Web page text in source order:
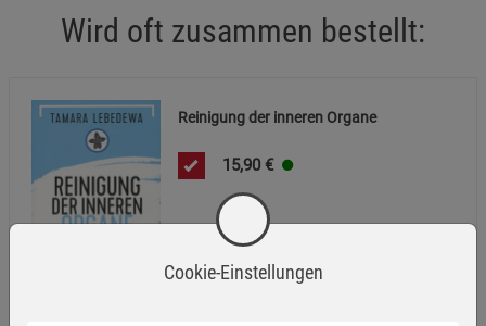
Wird oft zusammen bestellt:
Reinigung der inneren Organe
15,90 €
Cookie-Einstellungen